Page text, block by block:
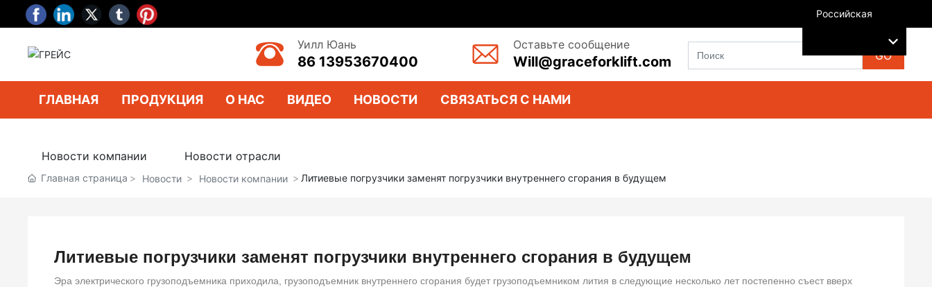
Российская
Уилл Юань
86 13953670400
Оставьте сообщение
Will@graceforklift.com GO
ГЛАВНАЯ ПРОДУКЦИЯ О НАС ВИДЕО НОВОСТИ СВЯЗАТЬСЯ С НАМИ
Новости компании Новости отрасли
Главная страница Новости Новости компании Литиевые погрузчики заменят погрузчики внутреннего сгорания в будущем
Литиевые погрузчики заменят погрузчики внутреннего сгорания в будущем
Эра электрического грузоподъемника приходила, грузоподъемник внутреннего сгорания будет грузоподъемником лития в следующие несколько лет постепенно съест вверх